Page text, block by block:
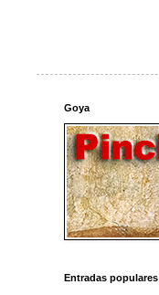
Goya
Entradas populares